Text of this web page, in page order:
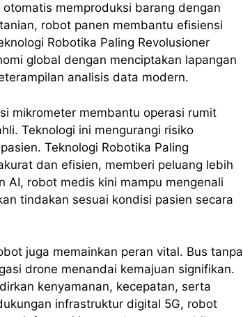
memproduksi barang dengan
robot panen membantu efisiensi
Robotika Paling Revolusioner
global dengan menciptakan lapangan
analisis data modern.
mikrometer membantu operasi rumit
Teknologi ini mengurangi risiko
Teknologi Robotika Paling
dan efisien, memberi peluang lebih
AI, robot medis kini mampu mengenali
tindakan sesuai kondisi pasien secara
juga memainkan peran vital. Bus tanpa
drone menandai kemajuan signifikan.
kenyamanan, kecepatan, serta
infrastruktur digital 5G, robot